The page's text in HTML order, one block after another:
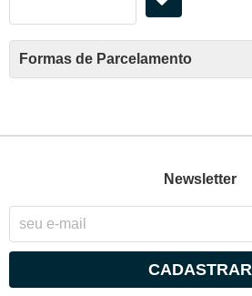
Formas de Parcelamento
Newsletter
CADASTRAR